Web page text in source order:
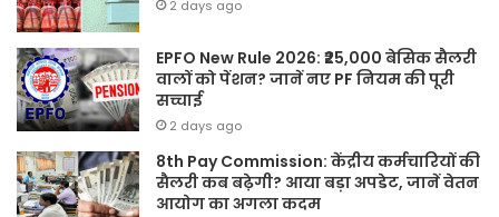
2 days ago
EPFO New Rule 2026: ₹25,000 बेसिक सैलरी
वालों को पेंशन? जानें नए PF नियम की पूरी
सच्चाई
2 days ago
8th Pay Commission: केंद्रीय कर्मचारियों की
सैलरी कब बढ़ेगी? आया बड़ा अपडेट, जानें वेतन
आयोग का अगला कदम